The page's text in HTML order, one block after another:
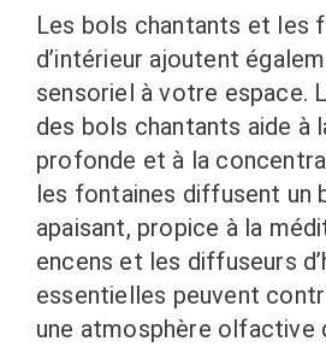
Les bols chantants et les
d’intérieur ajoutent
sensoriel à votre espace.
des bols chantants aide à
profonde et à la
les fontaines diffusent un
apaisant, propice à la
encens et les diffuseurs
essentielles peuvent
une atmosphère olfactive